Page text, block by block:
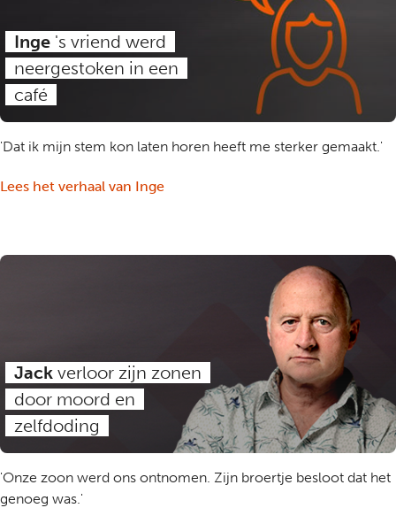
Inge 's vriend werd
neergestoken in een
café
'Dat ik mijn stem kon laten horen heeft me sterker gemaakt.'
Lees het verhaal van Inge
Jack verloor zijn zonen
door moord en
zelfdoding
'Onze zoon werd ons ontnomen. Zijn broertje besloot dat het
genoeg was.'